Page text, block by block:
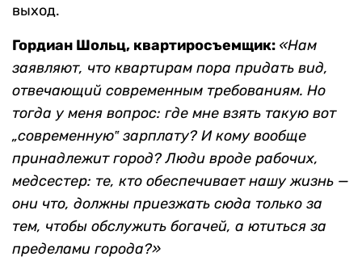
выход.
Гордиан Шольц, квартиросъемщик: «Нам
заявляют, что квартирам пора придать вид,
отвечающий современным требованиям. Но
тогда у меня вопрос: где мне взять такую вот
„современную‟ зарплату? И кому вообще
принадлежит город? Люди вроде рабочих,
медсестер: те, кто обеспечивает нашу жизнь —
они что, должны приезжать сюда только за
тем, чтобы обслужить богачей, а ютиться за
пределами города?»